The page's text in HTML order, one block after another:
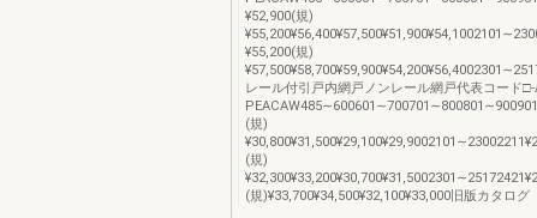
¥52,900(規)
¥55,200(規)
レール付引戸内網戸ノンレール網戸代表コード□-
(規)
(規)
(規)¥33,700¥34,500¥32,100¥33,000旧版カタログ